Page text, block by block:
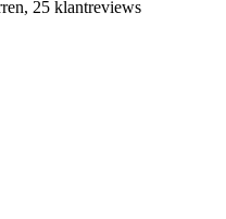
25 klantreviews